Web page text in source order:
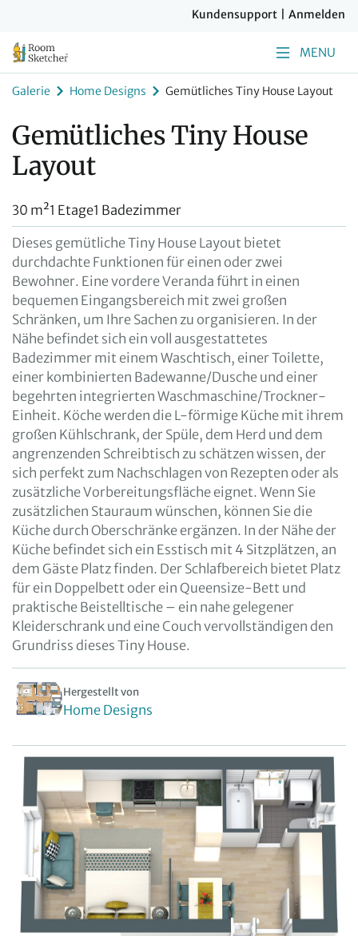
Kundensupport Anmelden
MENU
Galerie Home Designs Gemütliches Tiny House Layout
Gemütliches Tiny House
Layout
30 m²1 Etage1 Badezimmer
Dieses gemütliche Tiny House Layout bietet
durchdachte Funktionen für einen oder zwei
Bewohner. Eine vordere Veranda führt in einen
bequemen Eingangsbereich mit zwei großen
Schränken, um Ihre Sachen zu organisieren. In der
Nähe befindet sich ein voll ausgestattetes
Badezimmer mit einem Waschtisch, einer Toilette,
einer kombinierten Badewanne/Dusche und einer
begehrten integrierten Waschmaschine/Trockner-
Einheit. Köche werden die L-förmige Küche mit ihrem
großen Kühlschrank, der Spüle, dem Herd und dem
angrenzenden Schreibtisch zu schätzen wissen, der
sich perfekt zum Nachschlagen von Rezepten oder als
zusätzliche Vorbereitungsfläche eignet. Wenn Sie
zusätzlichen Stauraum wünschen, können Sie die
Küche durch Oberschränke ergänzen. In der Nähe der
Küche befindet sich ein Esstisch mit 4 Sitzplätzen, an
dem Gäste Platz finden. Der Schlafbereich bietet Platz
für ein Doppelbett oder ein Queensize-Bett und
praktische Beistelltische – ein nahe gelegener
Kleiderschrank und eine Couch vervollständigen den
Grundriss dieses Tiny House.
Hergestellt von
Home Designs